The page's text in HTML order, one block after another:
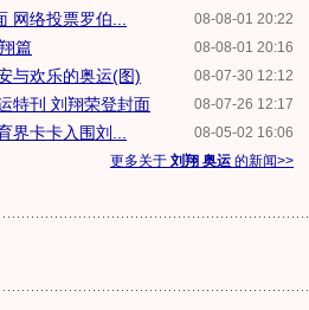
08-08-01 20:22
网络投票罗伯...
08-08-01 20:16
篇
08-07-30 12:12
与欢乐的奥运(图)
08-07-26 12:17
特刊 刘翔荣登封面
08-05-02 16:06
界卡卡入围刘...
更多关于 刘翔 奥运 的新闻>>